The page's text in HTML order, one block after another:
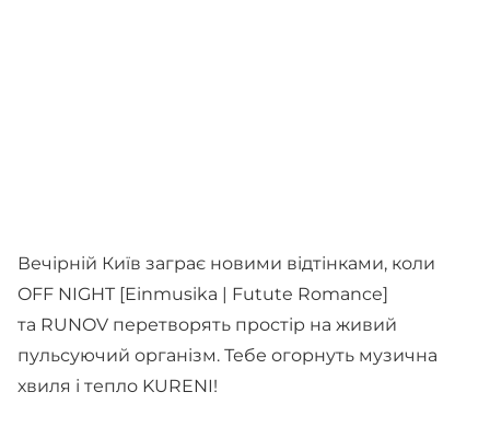
Вечірній Київ заграє новими відтінками, коли
OFF NIGHT [Einmusika | Futute Romance]
та RUNOV перетворять простір на живий
пульсуючий організм. Тебе огорнуть музична
хвиля і тепло KURENI!